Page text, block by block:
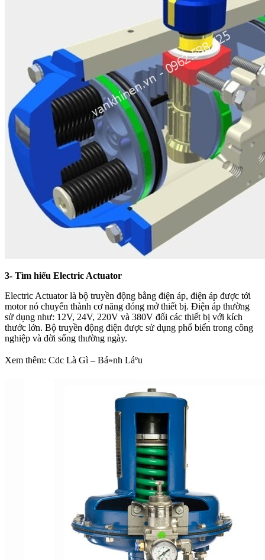
3- Tìm hiểu Electric Actuator
Electric Actuator là bộ truyền động bằng điện áp, điện áp được tới
motor nó chuyển thành cơ năng đóng mở thiết bị. Điện áp thường
sử dụng như: 12V, 24V, 220V và 380V đối các thiết bị với kích
thước lớn. Bộ truyền động điện được sử dụng phổ biến trong công
nghiệp và đời sống thường ngày.
Xem thêm: Cdc Là Gì – Bá»nh Láº­u